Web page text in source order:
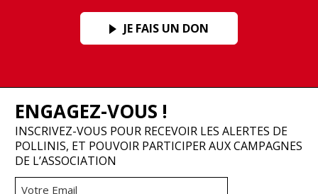
JE FAIS UN DON
ENGAGEZ-VOUS !
INSCRIVEZ-VOUS POUR RECEVOIR LES ALERTES DE
POLLINIS, ET POUVOIR PARTICIPER AUX CAMPAGNES
DE L’ASSOCIATION